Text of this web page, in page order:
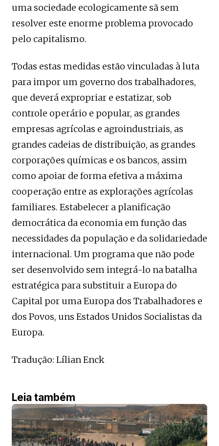
uma sociedade ecologicamente sã sem
resolver este enorme problema provocado
pelo capitalismo.
Todas estas medidas estão vinculadas à luta
para impor um governo dos trabalhadores,
que deverá expropriar e estatizar, sob
controle operário e popular, as grandes
empresas agrícolas e agroindustriais, as
grandes cadeias de distribuição, as grandes
corporações químicas e os bancos, assim
como apoiar de forma efetiva a máxima
cooperação entre as explorações agrícolas
familiares. Estabelecer a planificação
democrática da economia em função das
necessidades da população e da solidariedade
internacional. Um programa que não pode
ser desenvolvido sem integrá-lo na batalha
estratégica para substituir a Europa do
Capital por uma Europa dos Trabalhadores e
dos Povos, uns Estados Unidos Socialistas da
Europa.
Tradução: Lílian Enck
Leia também